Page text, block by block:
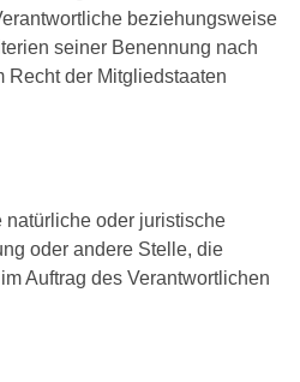
beziehungsweise
seiner Benennung nach
Recht der Mitgliedstaaten
natürliche oder juristische
oder andere Stelle, die
Auftrag des Verantwortlichen